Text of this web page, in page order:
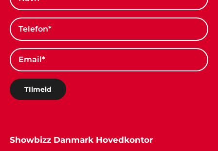
TIlmeld
Showbizz Danmark Hovedkontor